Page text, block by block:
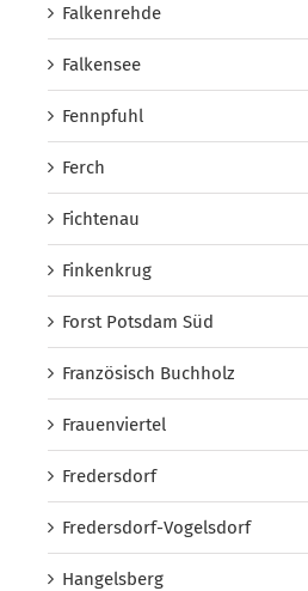
Falkenrehde
Falkensee
Fennpfuhl
Ferch
Fichtenau
Finkenkrug
Forst Potsdam Süd
Französisch Buchholz
Frauenviertel
Fredersdorf
Fredersdorf-Vogelsdorf
Hangelsberg